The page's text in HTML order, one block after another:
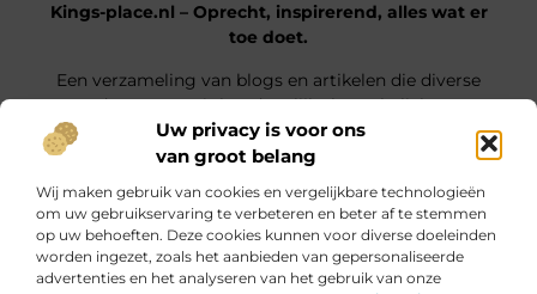
Uw privacy is voor ons
van groot belang
Wij maken gebruik van cookies en vergelijkbare technologieën
om uw gebruikservaring te verbeteren en beter af te stemmen
op uw behoeften. Deze cookies kunnen voor diverse doeleinden
worden ingezet, zoals het aanbieden van gepersonaliseerde
advertenties en het analyseren van het gebruik van onze
Kings-place.nl – Oprecht, inspirerend, alles wat er
toe doet.
Een verzameling van blogs en artikelen die diverse
onderwerpen uit het dagelijks leven belichten.
Onze informatie
Bericht categorie